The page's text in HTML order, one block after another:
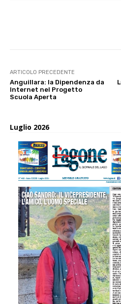
ARTICOLO PRECEDENTE
Anguillara: la Dipendenza da
Internet nel Progetto
Scuola Aperta
Luglio 2026